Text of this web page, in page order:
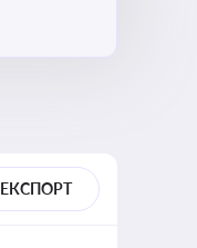
ЕКСПОРТ